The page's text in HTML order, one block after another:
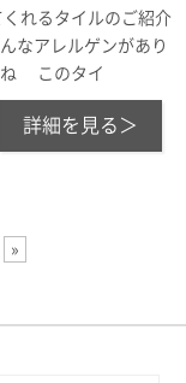
れるタイルのご紹介
なアレルゲンがあり
ね このタイ
詳細を見る＞
»